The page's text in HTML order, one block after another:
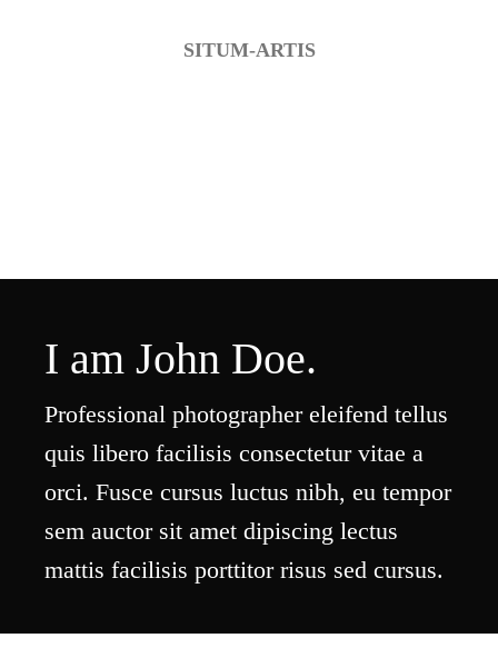
SITUM-ARTIS
I am John Doe.
Professional photographer eleifend tellus
quis libero facilisis consectetur vitae a
orci. Fusce cursus luctus nibh, eu tempor
sem auctor sit amet dipiscing lectus
mattis facilisis porttitor risus sed cursus.